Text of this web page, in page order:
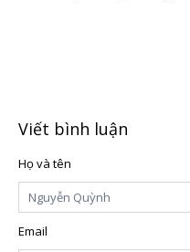
Viết bình luận
Họ và tên
Email